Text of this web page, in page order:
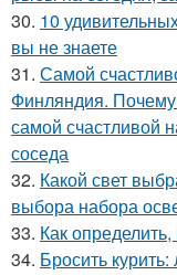
30. 10
вы не знаете
31. Самой
Финляндия.
самой счастливой
соседа
32. Какой свет
выбора набора
33. Как
34. Бросить